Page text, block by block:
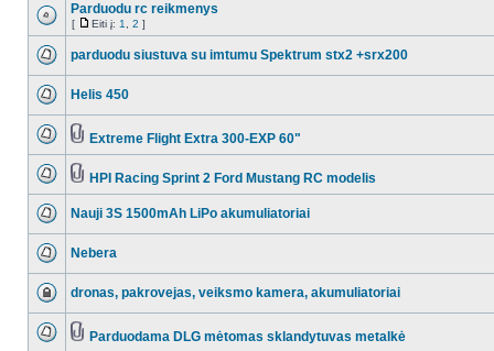
Parduodu rc reikmenys
[ Eiti į: 1 2 ]
parduodu siustuva su imtumu Spektrum stx2 +srx200
Helis 450
Extreme Flight Extra 300-EXP 60"
HPI Racing Sprint 2 Ford Mustang RC modelis
Nauji 3S 1500mAh LiPo akumuliatoriai
Nebera
dronas, pakrovejas, veiksmo kamera, akumuliatoriai
Parduodama DLG mėtomas sklandytuvas metalkė